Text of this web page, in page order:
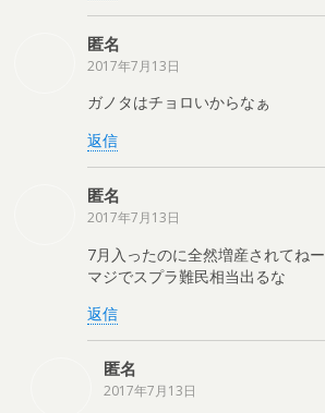
匿名
2017年7月13日
ガノタはチョロいからなぁ
返信
匿名
2017年7月13日
7月入ったのに全然増産されてねー
マジでスプラ難民相当出るな
返信
匿名
2017年7月13日